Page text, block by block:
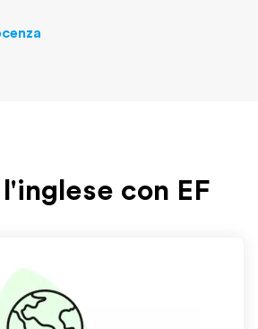
con EF